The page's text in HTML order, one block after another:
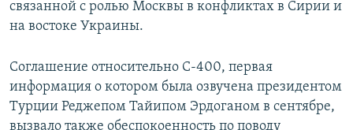
связанной с ролью Москвы в конфликтах в Сирии и
на востоке Украины.
Соглашение относительно С-400, первая
информация о котором была озвучена президентом
Турции Реджепом Тайипом Эрдоганом в сентябре,
вызвало также обеспокоенность по поводу